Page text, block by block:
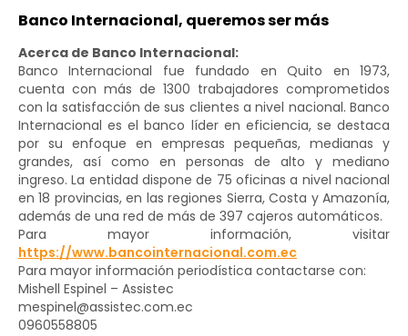
Banco Internacional, queremos ser más
Acerca de Banco Internacional:
Banco Internacional fue fundado en Quito en 1973,
cuenta con más de 1300 trabajadores comprometidos
con la satisfacción de sus clientes a nivel nacional. Banco
Internacional es el banco líder en eficiencia, se destaca
por su enfoque en empresas pequeñas, medianas y
grandes, así como en personas de alto y mediano
ingreso. La entidad dispone de 75 oficinas a nivel nacional
en 18 provincias, en las regiones Sierra, Costa y Amazonía,
además de una red de más de 397 cajeros automáticos.
Para mayor información, visitar
https://www.bancointernacional.com.ec
Para mayor información periodística contactarse con:
Mishell Espinel – Assistec
mespinel@assistec.com.ec
0960558805